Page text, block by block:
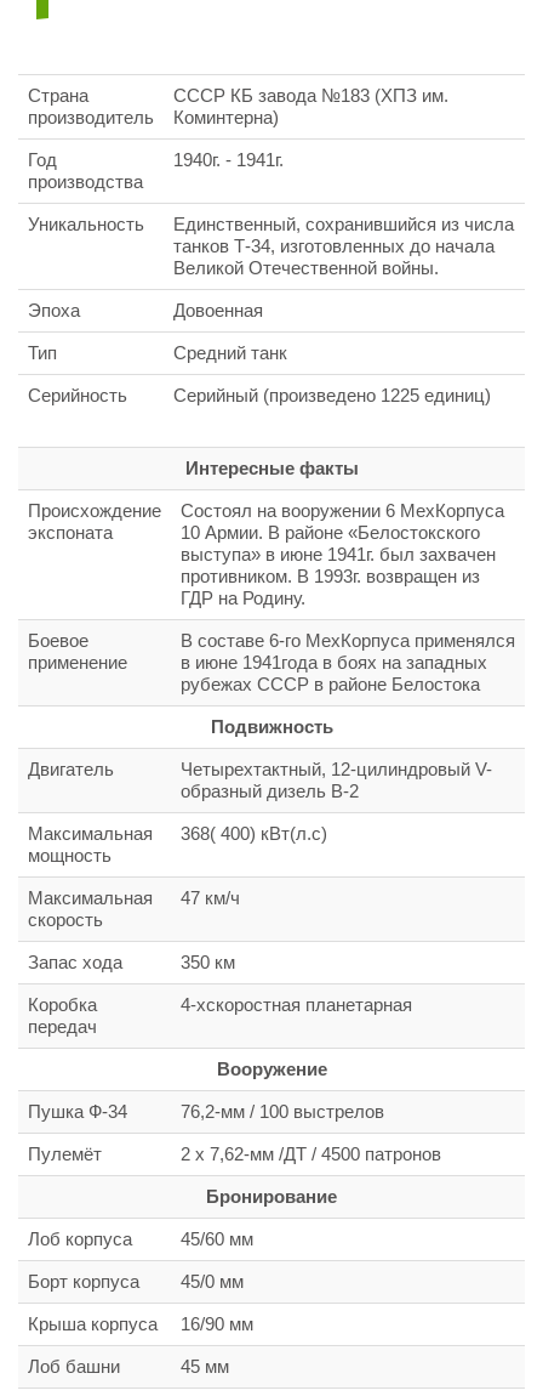
Страна
производитель
СССР КБ завода №183 (ХПЗ им.
Коминтерна)
Год
производства
1940г. - 1941г.
Уникальность
Единственный, сохранившийся из числа
танков Т-34, изготовленных до начала
Великой Отечественной войны.
Эпоха Довоенная
Тип Средний танк
Серийность Серийный (произведено 1225 единиц)
Интересные факты
Происхождение
экспоната
Состоял на вооружении 6 МехКорпуса
10 Армии. В районе «Белостокского
выступа» в июне 1941г. был захвачен
противником. В 1993г. возвращен из
ГДР на Родину.
Боевое
применение
В составе 6-го МехКорпуса применялся
в июне 1941года в боях на западных
рубежах СССР в районе Белостока
Подвижность
Двигатель
Четырехтактный, 12-цилиндровый V-
образный дизель В-2
Максимальная
мощность
368( 400) кВт(л.с)
Максимальная
скорость
47 км/ч
Запас хода 350 км
Коробка
передач
4-хскоростная планетарная
Вооружение
Пушка Ф-34 76,2-мм / 100 выстрелов
Пулемёт 2 х 7,62-мм /ДТ / 4500 патронов
Бронирование
Лоб корпуса 45/60 мм
Борт корпуса 45/0 мм
Крыша корпуса 16/90 мм
Лоб башни 45 мм